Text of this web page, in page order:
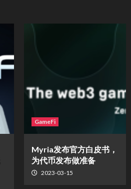
GameFi
Myria发布官方白皮书，
为代币发布做准备
2023-03-15